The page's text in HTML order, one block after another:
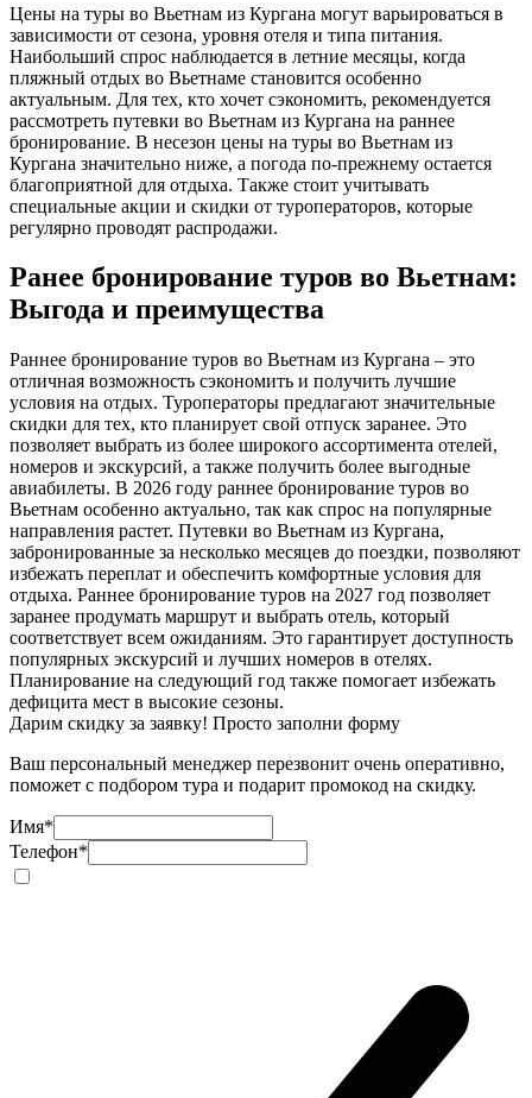
Цены на туры во Вьетнам из Кургана могут варьироваться в
зависимости от сезона, уровня отеля и типа питания.
Наибольший спрос наблюдается в летние месяцы, когда
пляжный отдых во Вьетнаме становится особенно
актуальным. Для тех, кто хочет сэкономить, рекомендуется
рассмотреть путевки во Вьетнам из Кургана на раннее
бронирование. В несезон цены на туры во Вьетнам из
Кургана значительно ниже, а погода по-прежнему остается
благоприятной для отдыха. Также стоит учитывать
специальные акции и скидки от туроператоров, которые
регулярно проводят распродажи.
Ранее бронирование туров во Вьетнам:
Выгода и преимущества
Раннее бронирование туров во Вьетнам из Кургана – это
отличная возможность сэкономить и получить лучшие
условия на отдых. Туроператоры предлагают значительные
скидки для тех, кто планирует свой отпуск заранее. Это
позволяет выбрать из более широкого ассортимента отелей,
номеров и экскурсий, а также получить более выгодные
авиабилеты. В 2026 году раннее бронирование туров во
Вьетнам особенно актуально, так как спрос на популярные
направления растет. Путевки во Вьетнам из Кургана,
забронированные за несколько месяцев до поездки, позволяют
избежать переплат и обеспечить комфортные условия для
отдыха. Раннее бронирование туров на 2027 год позволяет
заранее продумать маршрут и выбрать отель, который
соответствует всем ожиданиям. Это гарантирует доступность
популярных экскурсий и лучших номеров в отелях.
Планирование на следующий год также помогает избежать
дефицита мест в высокие сезоны.
Дарим скидку за заявку! Просто заполни форму
Ваш персональный менеджер перезвонит очень оперативно,
поможет с подбором тура и подарит промокод на скидку.
Имя*
Телефон*